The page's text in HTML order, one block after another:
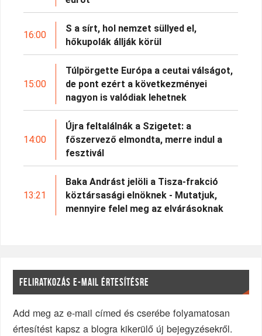
16:00
S a sírt, hol nemzet süllyed el,
hőkupolák állják körül
15:00
Túlpörgette Európa a ceutai válságot,
de pont ezért a következményei
nagyon is valódiak lehetnek
14:00
Újra feltalálnák a Szigetet: a
főszervező elmondta, merre indul a
fesztivál
13:21
Baka Andrást jelöli a Tisza-frakció
köztársasági elnöknek - Mutatjuk,
mennyire felel meg az elvárásoknak
FELIRATKOZÁS E-MAIL ÉRTESÍTÉSRE
Add meg az e-mail címed és cserébe folyamatosan
értesítést kapsz a blogra kikerülő új bejegyzésekről.